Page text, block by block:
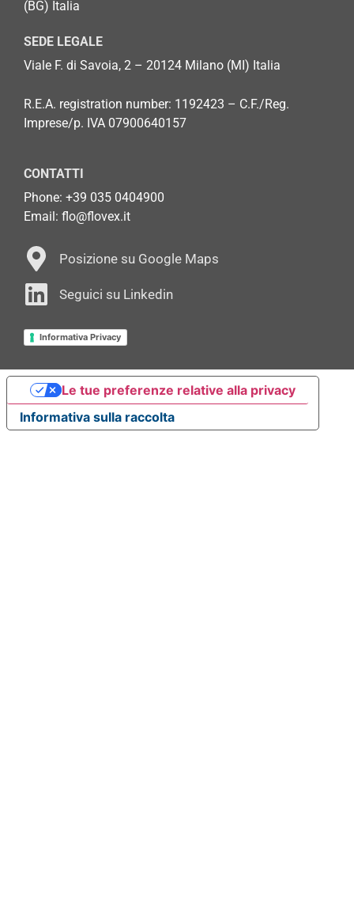
(BG) Italia
SEDE LEGALE
Viale F. di Savoia, 2 – 20124 Milano (MI) Italia
R.E.A. registration number: 1192423 – C.F./Reg.
Imprese/p. IVA 07900640157
CONTATTI
Phone: +39 035 0404900
Email: flo@flovex.it
Posizione su Google Maps
Seguici su Linkedin
Informativa Privacy
Informativa sulla raccolta
Le tue preferenze relative alla privacy